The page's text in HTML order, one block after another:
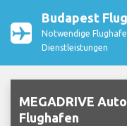
Budapest
Notwendige
Dienstleistungen
MEGADRIVE
Flughafen